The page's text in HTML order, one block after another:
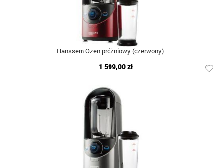
Hanssem Ozen próżniowy (czerwony)
1 599,00 zł